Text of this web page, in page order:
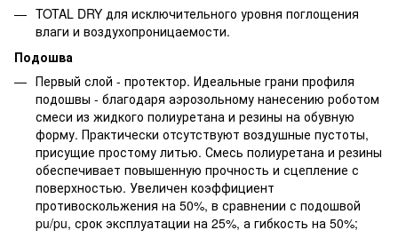
TOTAL DRY для исключительного уровня поглощения
влаги и воздухопроницаемости.
Подошва
Первый слой - протектор. Идеальные грани профиля
подошвы - благодаря аэрозольному нанесению роботом
смеси из жидкого полиуретана и резины на обувную
форму. Практически отсутствуют воздушные пустоты,
присущие простому литью. Смесь полиуретана и резины
обеспечивает повышенную прочность и сцепление с
поверхностью. Увеличен коэффициент
противоскольжения на 50%, в сравнении с подошвой
pu/pu, срок эксплуатации на 25%, а гибкость на 50%;